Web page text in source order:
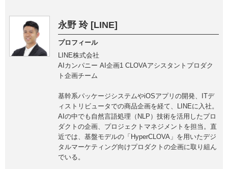
永野 玲 [LINE]
プロフィール
LINE株式会社
AIカンパニー AI企画1 CLOVAアシスタントプロダク
ト企画チーム
基幹系パッケージシステムやiOSアプリの開発、ITデ
ィストリビュータでの商品企画を経て、LINEに入社。
AIの中でも自然言語処理（NLP）技術を活用したプロ
ダクトの企画、プロジェクトマネジメントを担当。直
近では、基盤モデルの「HyperCLOVA」を用いたデジ
タルマーケティング向けプロダクトの企画に取り組ん
でいる。